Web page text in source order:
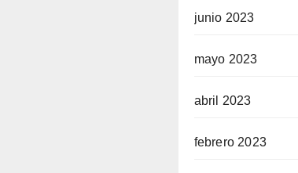
junio 2023
mayo 2023
abril 2023
febrero 2023